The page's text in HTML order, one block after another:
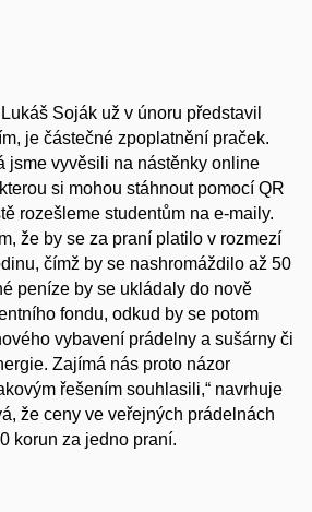
Soják už v únoru představil
je částečné zpoplatnění praček.
jsme vyvěsili na nástěnky online
si mohou stáhnout pomocí QR
rozešleme studentům na e-maily.
že by se za praní platilo v rozmezí
čímž by se nashromáždilo až 50
peníze by se ukládaly do nově
fondu, odkud by se potom
vybavení prádelny a sušárny či
Zajímá nás proto názor
řešením souhlasili,“ navrhuje
že ceny ve veřejných prádelnách
korun za jedno praní.